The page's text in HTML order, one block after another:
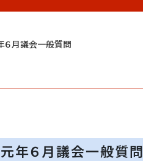
月議会一般質問
年６月議会一般質問